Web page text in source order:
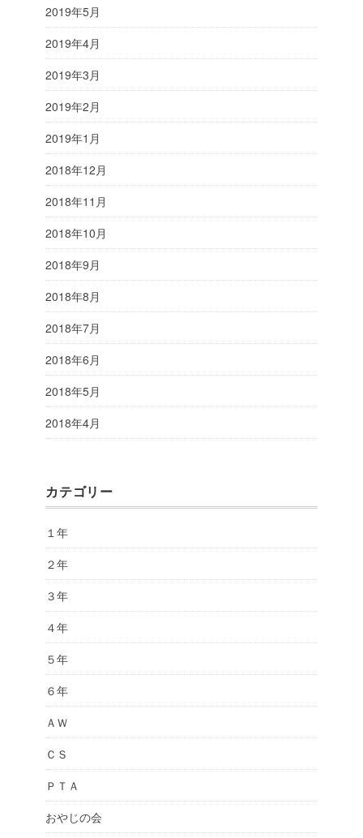
2019年5月
2019年4月
2019年3月
2019年2月
2019年1月
2018年12月
2018年11月
2018年10月
2018年9月
2018年8月
2018年7月
2018年6月
2018年5月
2018年4月
カテゴリー
１年
２年
３年
４年
５年
６年
ＡＷ
ＣＳ
ＰＴＡ
おやじの会